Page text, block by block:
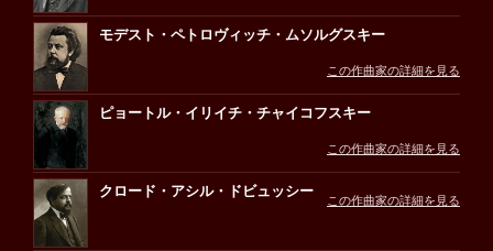
モデスト・ペトロヴィッチ・ムソルグスキー
この作曲家の詳細を見る
ピョートル・イリイチ・チャイコフスキー
この作曲家の詳細を見る
クロード・アシル・ドビュッシー
この作曲家の詳細を見る